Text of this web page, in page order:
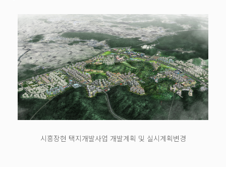
시흥장현 택지개발사업 개발계획 및 실시계획변경